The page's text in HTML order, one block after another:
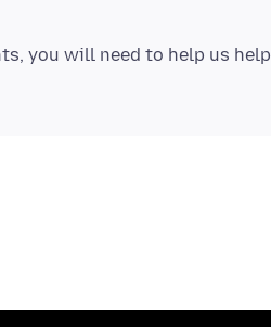
you will need to help us help